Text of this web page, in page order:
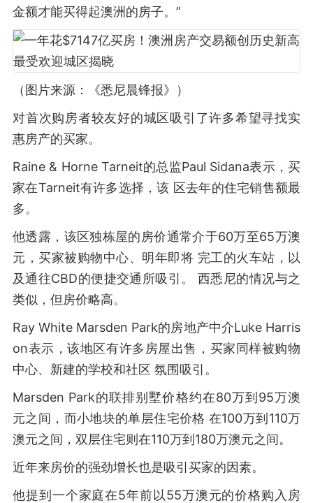
金额才能买得起澳洲的房子。”
（图片来源：《悉尼晨锋报》）
对首次购房者较友好的城区吸引了许多希望寻找实
惠房产的买家。
Raine & Horne Tarneit的总监Paul Sidana表示，买
家在Tarneit有许多选择，该 区去年的住宅销售额最
多。
他透露，该区独栋屋的房价通常介于60万至65万澳
元，买家被购物中心、明年即将 完工的火车站，以
及通往CBD的便捷交通所吸引。 西悉尼的情况与之
类似，但房价略高。
Ray White Marsden Park的房地产中介Luke Harris
on表示，该地区有许多房屋出售，买家同样被购物
中心、新建的学校和社区 氛围吸引。
Marsden Park的联排别墅价格约在80万到95万澳
元之间，而小地块的单层住宅价格 在100万到110万
澳元之间，双层住宅则在110万到180万澳元之间。
近年来房价的强劲增长也是吸引买家的因素。
他提到一个家庭在5年前以55万澳元的价格购入房